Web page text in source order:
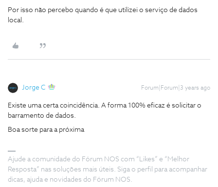
Por isso não percebo quando é que utilizei o serviço de dados
local.
Jorge C Forum|Forum|3 years ago
Existe uma certa coincidência. A forma 100% eficaz é solicitar o
barramento de dados.
Boa sorte para a próxima
Ajude a comunidade do Fórum NOS com “Likes” e “Melhor
Resposta” nas soluções mais úteis. Siga o perfil para acompanhar
dicas, ajuda e novidades do Fórum NOS.